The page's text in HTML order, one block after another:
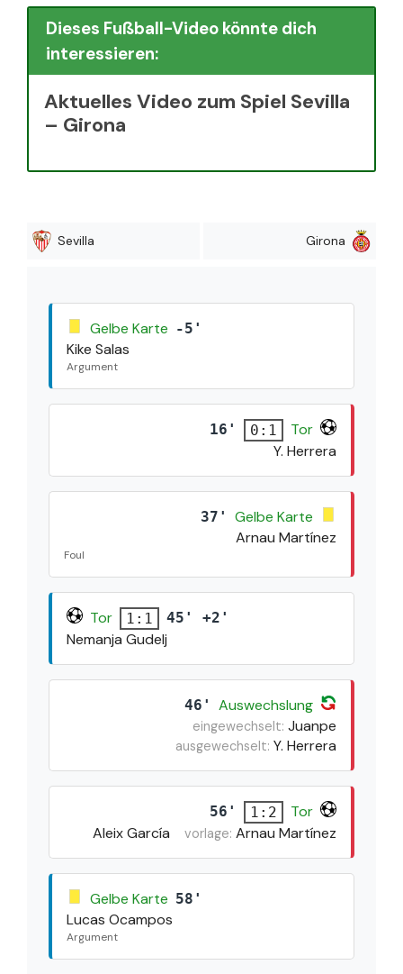
Dieses Fußball-Video könnte dich
interessieren:
Aktuelles Video zum Spiel Sevilla
– Girona
Sevilla Girona
Gelbe Karte -5'
Kike Salas
Argument
16' 0:1
Tor
Y. Herrera
37'
Gelbe Karte
Arnau Martínez
Foul
Tor 1:1 45' +2'
Nemanja Gudelj
46' Auswechslung
eingewechselt: Juanpe
ausgewechselt: Y. Herrera
56' 1:2
Tor
Aleix García
vorlage: Arnau Martínez
Gelbe Karte 58'
Lucas Ocampos
Argument